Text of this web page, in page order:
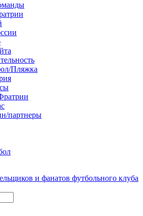
Пляжка
партнеры